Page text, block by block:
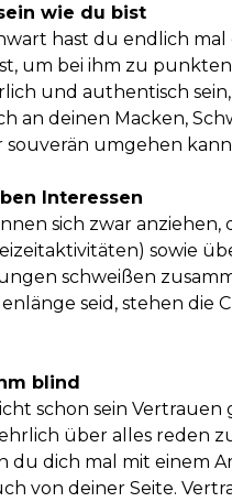
wie du bist
hast du endlich
um bei ihm zu
und authentisch
an deinen Macken,
souverän umgehen
Interessen
sich zwar anziehen,
sowie
schweißen
seid, stehen die
blind
schon sein
über alles reden
du dich mal mit einem
von deiner Seite.